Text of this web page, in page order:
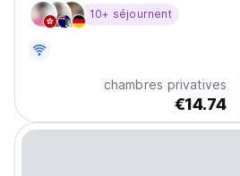
10+ séjournent
chambres privatives
€14.74